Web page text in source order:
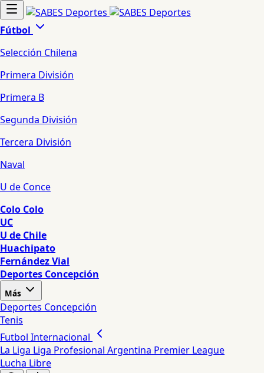
Fútbol
Selección Chilena
Primera División
Primera B
Segunda División
Tercera División
Naval
U de Conce
Colo Colo
UC
U de Chile
Huachipato
Fernández Vial
Deportes Concepción
Más
Deportes Concepción
Tenis
Futbol Internacional
La Liga Liga Profesional Argentina Premier League
Lucha Libre